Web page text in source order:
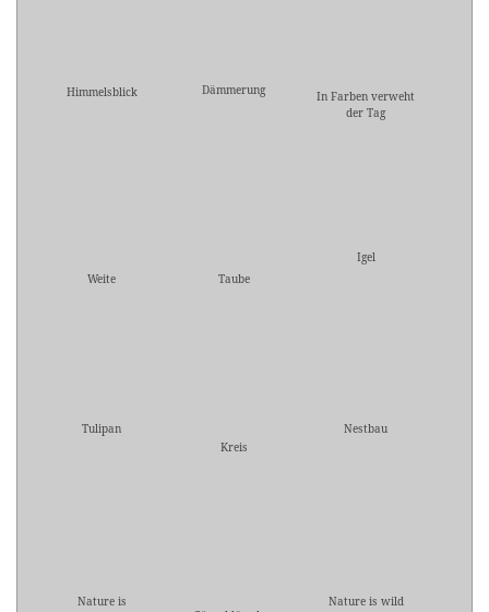
Himmelsblick Dämmerung
In Farben verweht
der Tag
Weite Taube
Igel
Tulipan
Kreis
Nestbau
Nature is
Nature is wild